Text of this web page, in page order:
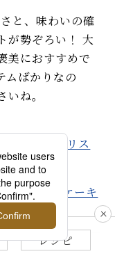
と、味わいの確
が勢ぞろい！ 大
美におすすめで
ムばかりなの
ね。
逃せないクリス
リスマスケーキ
レシピ